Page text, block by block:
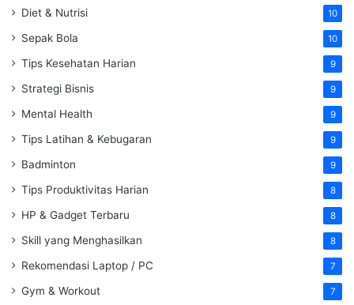
Diet & Nutrisi 10
Sepak Bola 10
Tips Kesehatan Harian 9
Strategi Bisnis 9
Mental Health 9
Tips Latihan & Kebugaran 9
Badminton 9
Tips Produktivitas Harian 8
HP & Gadget Terbaru 8
Skill yang Menghasilkan 8
Rekomendasi Laptop / PC 7
Gym & Workout 7